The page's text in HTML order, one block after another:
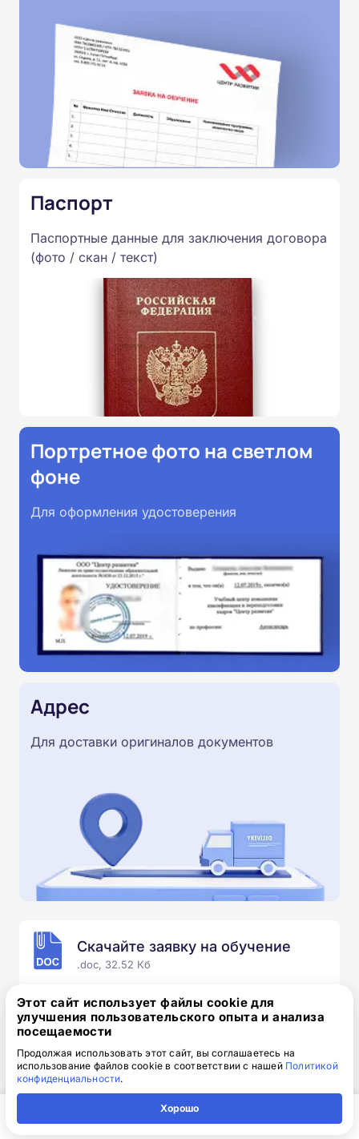
Паспорт
Паспортные данные для заключения договора
(фото / скан / текст)
Портретное фото на светлом
фоне
Для оформления удостоверения
Адрес
Для доставки оригиналов документов
Скачайте заявку на обучение
.doc, 32.52 Кб
Скачайте шаблон, заполните и отправьте по
электронной почтеinfo@1-academy.ru.
Обязательно укажите контактный номер телефон.
Наш специалист свяжется с вами и утонит все
детали.
Этот сайт использует файлы cookie для
улучшения пользовательского опыта и анализа
посещаемости
Продолжая использовать этот сайт, вы соглашаетесь на
использование файлов cookie в соответствии с нашей Политикой
конфиденциальности.
Хорошо